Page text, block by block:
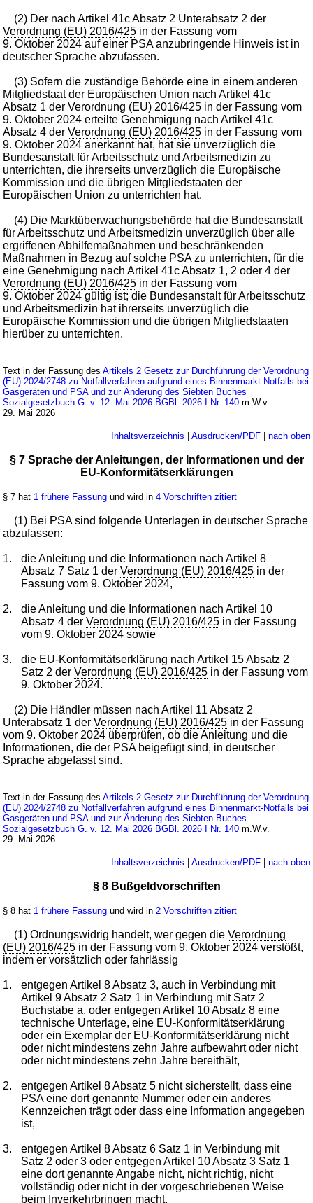
(2) Der nach Artikel 41c Absatz 2 Unterabsatz 2 der
Verordnung (EU) 2016/425 in der Fassung vom
9. Oktober 2024 auf einer PSA anzubringende Hinweis ist in
deutscher Sprache abzufassen.
(3) Sofern die zuständige Behörde eine in einem anderen
Mitgliedstaat der Europäischen Union nach Artikel 41c
Absatz 1 derVerordnung (EU) 2016/425 in der Fassung vom
9. Oktober 2024 erteilte Genehmigung nach Artikel 41c
Absatz 4 derVerordnung (EU) 2016/425 in der Fassung vom
9. Oktober 2024 anerkannt hat, hat sie unverzüglich die
Bundesanstalt für Arbeitsschutz und Arbeitsmedizin zu
unterrichten, die ihrerseits unverzüglich die Europäische
Kommission und die übrigen Mitgliedstaaten der
Europäischen Union zu unterrichten hat.
(4) Die Marktüberwachungsbehörde hat die Bundesanstalt
für Arbeitsschutz und Arbeitsmedizin unverzüglich über alle
ergriffenen Abhilfemaßnahmen und beschränkenden
Maßnahmen in Bezug auf solche PSA zu unterrichten, für die
eine Genehmigung nach Artikel 41c Absatz 1, 2 oder 4 der
Verordnung (EU) 2016/425 in der Fassung vom
9. Oktober 2024 gültig ist; die Bundesanstalt für Arbeitsschutz
und Arbeitsmedizin hat ihrerseits unverzüglich die
Europäische Kommission und die übrigen Mitgliedstaaten
hierüber zu unterrichten.
Text in der Fassung desArtikels 2 Gesetz zur Durchführung der Verordnung
(EU) 2024/2748 zu Notfallverfahren aufgrund eines Binnenmarkt-Notfalls bei
Gasgeräten und PSA und zur Änderung des Siebten Buches
Sozialgesetzbuch G. v. 12. Mai 2026 BGBl. 2026 I Nr. 140 m.W.v.
29. Mai 2026
Inhaltsverzeichnis | Ausdrucken/PDF| nach oben
§ 7 Sprache der Anleitungen, der Informationen und der
EU-Konformitätserklärungen
§ 7 hat 1 frühere Fassung und wird in4 Vorschriften zitiert
(1) Bei PSA sind folgende Unterlagen in deutscher Sprache
abzufassen:
1.
die Anleitung und die Informationen nach Artikel 8
Absatz 7 Satz 1 derVerordnung (EU) 2016/425 in der
Fassung vom 9. Oktober 2024,
2.
die Anleitung und die Informationen nach Artikel 10
Absatz 4 derVerordnung (EU) 2016/425 in der Fassung
vom 9. Oktober 2024 sowie
3.
die EU-Konformitätserklärung nach Artikel 15 Absatz 2
Satz 2 derVerordnung (EU) 2016/425 in der Fassung vom
9. Oktober 2024.
(2) Die Händler müssen nach Artikel 11 Absatz 2
Unterabsatz 1 derVerordnung (EU) 2016/425 in der Fassung
vom 9. Oktober 2024 überprüfen, ob die Anleitung und die
Informationen, die der PSA beigefügt sind, in deutscher
Sprache abgefasst sind.
Text in der Fassung desArtikels 2 Gesetz zur Durchführung der Verordnung
(EU) 2024/2748 zu Notfallverfahren aufgrund eines Binnenmarkt-Notfalls bei
Gasgeräten und PSA und zur Änderung des Siebten Buches
Sozialgesetzbuch G. v. 12. Mai 2026 BGBl. 2026 I Nr. 140 m.W.v.
29. Mai 2026
Inhaltsverzeichnis | Ausdrucken/PDF| nach oben
§ 8 Bußgeldvorschriften
§ 8 hat 1 frühere Fassung und wird in 2 Vorschriften zitiert
(1) Ordnungswidrig handelt, wer gegen dieVerordnung
(EU) 2016/425 in der Fassung vom 9. Oktober 2024 verstößt,
indem er vorsätzlich oder fahrlässig
1.
entgegen Artikel 8 Absatz 3, auch in Verbindung mit
Artikel 9 Absatz 2 Satz 1 in Verbindung mit Satz 2
Buchstabe a, oder entgegen Artikel 10 Absatz 8 eine
technische Unterlage, eine EU-Konformitätserklärung
oder ein Exemplar der EU-Konformitätserklärung nicht
oder nicht mindestens zehn Jahre aufbewahrt oder nicht
oder nicht mindestens zehn Jahre bereithält,
2.
entgegen Artikel 8 Absatz 5 nicht sicherstellt, dass eine
PSA eine dort genannte Nummer oder ein anderes
Kennzeichen trägt oder dass eine Information angegeben
ist,
3.
entgegen Artikel 8 Absatz 6 Satz 1 in Verbindung mit
Satz 2 oder 3 oder entgegen Artikel 10 Absatz 3 Satz 1
eine dort genannte Angabe nicht, nicht richtig, nicht
vollständig oder nicht in der vorgeschriebenen Weise
beim Inverkehrbringen macht,